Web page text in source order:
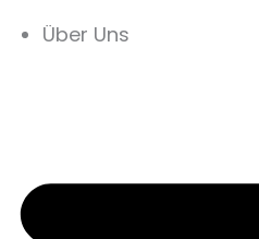
Über Uns